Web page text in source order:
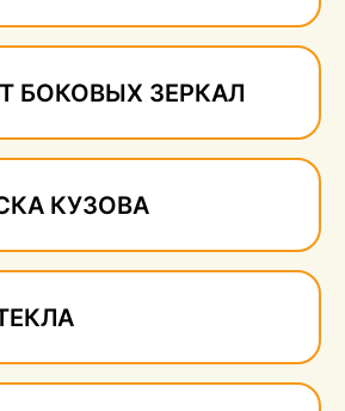
БОКОВЫХ ЗЕРКАЛ
КУЗОВА